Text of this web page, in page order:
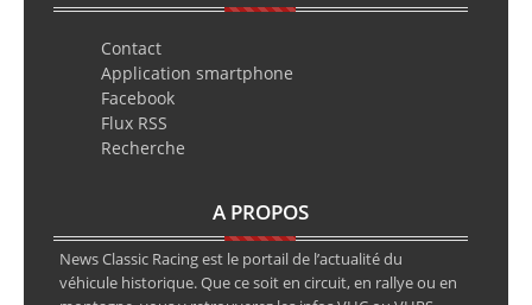
Contact
Application smartphone
Facebook
Flux RSS
Recherche
A PROPOS
News Classic Racing est le portail de l’actualité du
véhicule historique. Que ce soit en circuit, en rallye ou en